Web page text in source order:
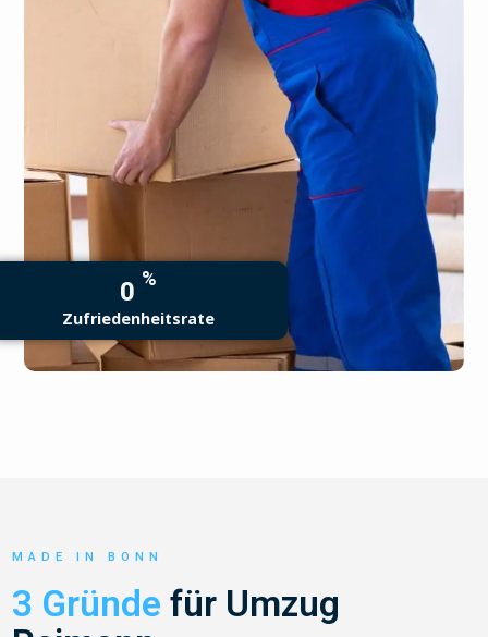
0 %
Zufriedenheitsrate
MADE IN BONN
3 Gründe für Umzug